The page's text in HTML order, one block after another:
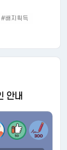
#배지획득
안내